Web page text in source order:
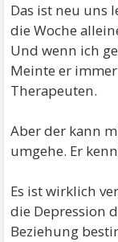
Das ist neu uns
die Woche
Und wenn ich
Meinte er
Therapeuten.
Aber der kann
umgehe. Er
Es ist wirklich
die Depression
Beziehung